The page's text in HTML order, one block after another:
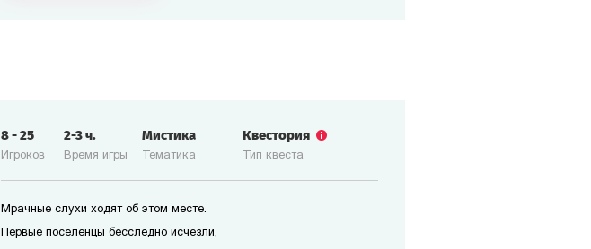
Игроков
8-25
Время игры
2-3ч.
Тематика
Мистика
Тип квеста
Квестория
Мрачные слухи ходят об этом месте.
Первые поселенцы бесследно исчезли,